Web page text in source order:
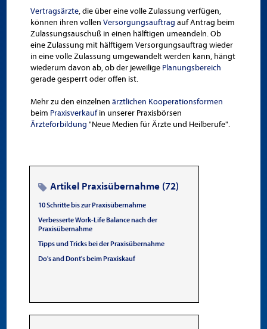
Vertragsärzte, die über eine volle Zulassung verfügen,
können ihren vollenVersorgungs­auftrag auf Antrag beim
Zulassungsauschuß in einen hälftigen umeandeln. Ob
eine Zulassung mit hälftigem Versorgungsauftrag wieder
in eine volle Zulassung umgewandelt werden kann, hängt
wiederum davon ab, ob der jeweilige Planungsbereich
gerade gesperrt oder offen ist.
Mehr zu den einzelnenärztlichen Kooperationsformen
beim Praxisverkaufin unserer Praxisbörsen
Ärzteforbildung "Neue Medien für Ärzte und Heilberufe".
Artikel Praxisübernahme (72)
10 Schritte bis zur Praxisübernahme
Verbesserte Work-Life Balance nach der
Praxisübernahme
Tipps und Tricks bei der Praxisübernahme
Do's and Dont's beim Praxiskauf